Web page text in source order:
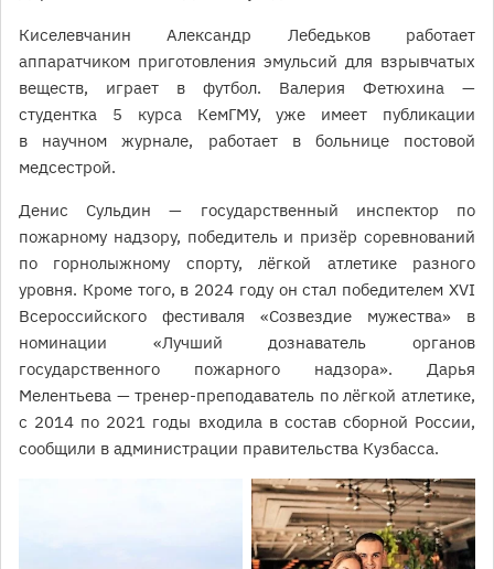
Киселевчанин Александр Лебедьков работает
аппаратчиком приготовления эмульсий для взрывчатых
веществ, играет в футбол. Валерия Фетюхина —
студентка 5 курса КемГМУ, уже имеет публикации
в научном журнале, работает в больнице постовой
медсестрой.
Денис Сульдин — государственный инспектор по
пожарному надзору, победитель и призёр соревнований
по горнолыжному спорту, лёгкой атлетике разного
уровня. Кроме того, в 2024 году он стал победителем XVI
Всероссийского фестиваля «Созвездие мужества» в
номинации «Лучший дознаватель органов
государственного пожарного надзора». Дарья
Мелентьева — тренер-преподаватель по лёгкой атлетике,
с 2014 по 2021 годы входила в состав сборной России,
сообщили в администрации правительства Кузбасса.